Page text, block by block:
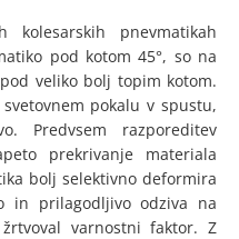
pnevmatikah
pod kotom 45°, so na
veliko bolj topim kotom.
pokalu v spustu,
Predvsem razporeditev
prekrivanje materiala
bolj selektivno deformira
in prilagodljivo odziva na
varnostni faktor. Z